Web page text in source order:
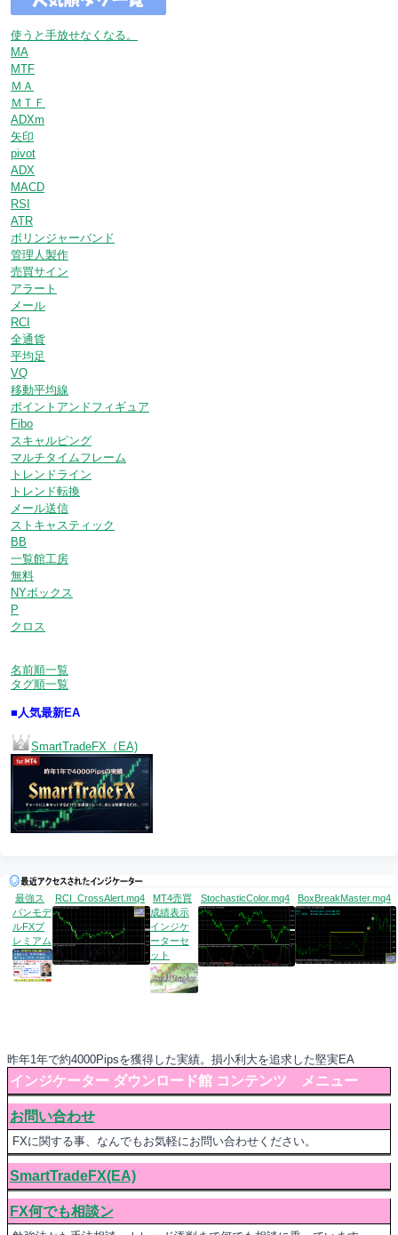
使うと手放せなくなる。
MA
MTF
ＭＡ
ＭＴＦ
ADXm
矢印
pivot
ADX
MACD
RSI
ATR
ボリンジャーバンド
管理人製作
売買サイン
アラート
メール
RCI
全通貨
平均足
VQ
移動平均線
ポイントアンドフィギュア
Fibo
スキャルピング
マルチタイムフレーム
トレンドライン
トレンド転換
メール送信
ストキャスティック
BB
一覧館工房
無料
NYボックス
P
クロス
名前順一覧
タグ順一覧
■人気最新EA
SmartTradeFX（EA)
最強ス
パンモデ
ルFXプ
レミアム
RCI_CrossAlert.mq4
MT4売買
成績表示
インジケ
ーターセ
ット
StochasticColor.mq4 BoxBreakMaster.mq4
昨年1年で約4000Pipsを獲得した実績。損小利大を追求した堅実EA
インジケーター ダウンロード館 コンテンツ メニュー
お問い合わせ
FXに関する事、なんでもお気軽にお問い合わせください。
SmartTradeFX(EA)
FX何でも相談ン